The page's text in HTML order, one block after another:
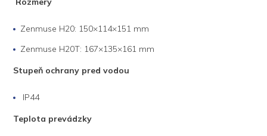
Zenmuse H20: 150×114×151 mm
Zenmuse H20T: 167×135×161 mm
Stupeň ochrany pred vodou
IP44
Teplota prevádzky